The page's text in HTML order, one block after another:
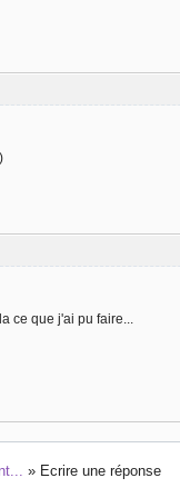
ce que j'ai pu faire...
» Ecrire une réponse